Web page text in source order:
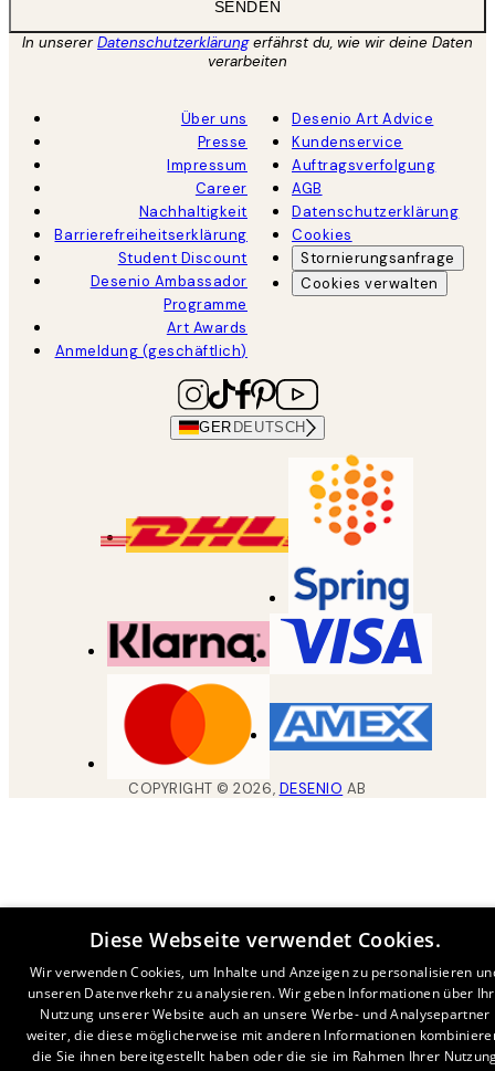
SENDEN
In unsererDatenschutzerklärungerfährst du, wie wir deine Daten
verarbeiten
Über uns
Presse
Impressum
Career
Nachhaltigkeit
Barrierefreiheitserklärung
Student Discount
Desenio Ambassador
Programme
Art Awards
Anmeldung (geschäftlich)
Desenio Art Advice
Kundenservice
Auftragsverfolgung
AGB
Datenschutzerklärung
Cookies
Stornierungsanfrage
Cookies verwalten
GER DEUTSCH
COPYRIGHT ©2026, DESENIO AB
Diese Webseite verwendet Cookies.
Wir verwenden Cookies, um Inhalte und Anzeigen zu personalisieren
unseren Datenverkehr zu analysieren. Wir geben Informationen über
Nutzung unserer Website auch an unsere Werbe- und Analysepartner
weiter, die diese möglicherweise mit anderen Informationen
die Sie ihnen bereitgestellt haben oder die sie im Rahmen Ihrer